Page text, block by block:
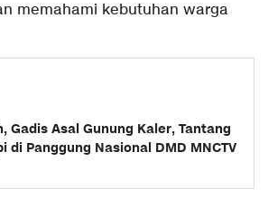
memahami kebutuhan warga
Gadis Asal Gunung Kaler, Tantang
di Panggung Nasional DMD MNCTV